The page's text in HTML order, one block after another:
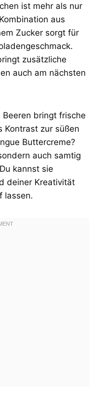
ist mehr als nur
aus
Zucker sorgt für
zusätzliche
auch am nächsten
Beeren bringt frische
Kontrast zur süßen
Buttercreme?
auch samtig
kannst sie
deiner Kreativität
lassen.